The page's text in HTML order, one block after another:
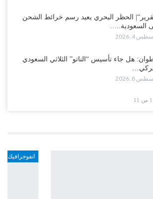
الحظر البحري يعيد رسم خرائط الشحن
السعودية..…
4, 2026
هل جاء تأسيس “الناتو” الثلاثي السعودي
8, 2026
1 من 11